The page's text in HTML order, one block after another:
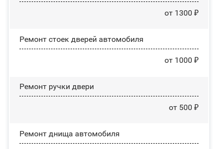
от 1300 ₽
Ремонт стоек дверей автомобиля
от 1000 ₽
Ремонт ручки двери
от 500 ₽
Ремонт днища автомобиля